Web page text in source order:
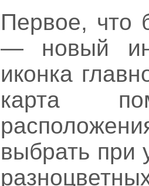
Первое, что
— новый
иконка
карта
выбрать при